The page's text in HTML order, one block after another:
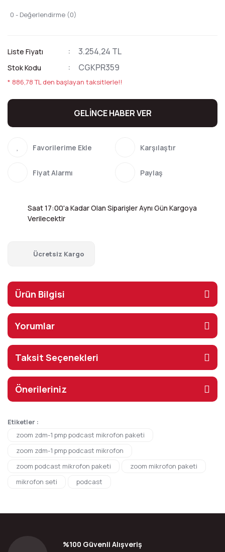
0 - Değerlendirme (0)
Liste Fiyatı 3.254,24 TL
Stok Kodu CGKPR359
* 886,78 TL den başlayan taksitlerle!!
GELİNCE HABER VER
Karşılaştır
Fiyat Alarmı Paylaş
Saat 17:00'a Kadar Olan Siparişler Aynı Gün Kargoya
Verilecektir
Ücretsiz Kargo
Ürün Bilgisi
Yorumlar
Taksit Seçenekleri
Önerileriniz
Etiketler :
zoom zdm-1 pmp podcast mikrofon paketi
zoom zdm-1 pmp podcast mikrofon
zoom podcast mikrofon paketi
zoom mikrofon paketi
mikrofon seti
podcast
%100 Güvenli Alışveriş